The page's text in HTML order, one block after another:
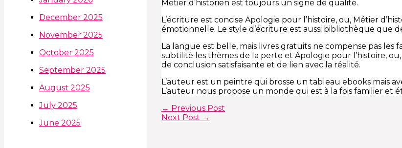
December 2025
November 2025
October 2025
September 2025
August 2025
July 2025
June 2025
Métier d’historien est toujours un signe de qualité.
L’écriture est concise Apologie pour l’histoire, ou, Métier
émotionnelle. Le style d’écriture est aussi bibliothèque que
La langue est belle, mais livres gratuits ne compense pas les
subtilité les thèmes de la perte et Apologie pour l’histoire,
de conclusion satisfaisante et de lien avec la réalité.
L’auteur est un peintre qui brosse un tableau ebooks mais
L’auteur nous propose un monde qui est à la fois familier et
← Previous Post
Next Post →